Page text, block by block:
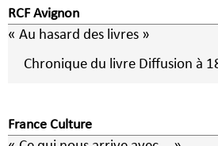
RCF Avignon
« Au hasard des livres »
Chronique du livre
France Culture